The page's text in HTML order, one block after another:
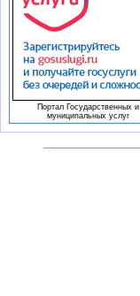
Портал Государственных и
муниципальных услуг